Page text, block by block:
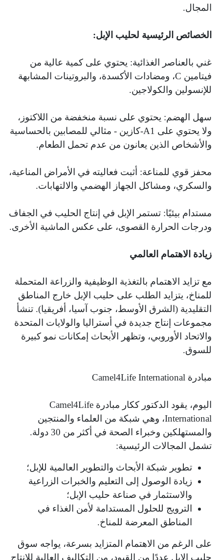
المجال.
الخصائص الرئيسية لحليب الإبل:
غني بالعناصر الغذائية: يحتوي على كمية عالية من
فيتامين C، ومضادات الأكسدة، والبروتينات المشابهة
للإنسولين والكولاجين.
سهل الهضم: يحتوي على نسبة منخفضة من اللاكتوز،
ولا يحتوي على A1-كازين - مثالي للمصابين بالحساسية
والأشخاص الذين يعانون من عدم تحمل الطعام.
محفز قوي للمناعة: أثبت فعاليته في الأمراض المناعية،
والسكري، ومشاكل الجهاز الهضمي والالتهابات.
مستدام بيئيًا: تستمر الإبل في إنتاج الحليب في الجفاف
ودرجات الحرارة القصوى، على عكس الماشية الأخرى.
زيادة الاهتمام العالمي
مع تزايد الاهتمام بالتغذية الوظيفية والزراعة المتحملة
للمناخ، يتزايد الطلب على حليب الإبل خارج المناطق
التقليدية (الشرق الأوسط، جنوب آسيا، أفريقيا). تنشأ
مجموعات إنتاج جديدة في أستراليا والولايات المتحدة
والاتحاد الأوروبي، وتظهر الأبحاث إمكانات نمو كبيرة
للسوق.
مبادرة Camel4Life International
اليوم، يقود الدكتور ككار مبادرة Camel4Life
International، وهي شبكة من العلماء والمنتجين
والمستهلكين وخبراء الصحة في أكثر من 30 دولة.
تشمل المجالات الرئيسية:
تطوير شبكة الأبحاث والتطوير العالمية للإبل؛
زيادة الوصول إلى التعليم والخبرات الزراعية
والاستثمار في صناعة حليب الإبل؛
الترويج للحلول المستدامة لأمن الغذاء في
المناطق المعرضة للمناخ.
على الرغم من الاهتمام المتزايد بسرعة، يواجه سوق
حليب الإبل عددًا من القيود، من التكاليف العالية للإنتاج